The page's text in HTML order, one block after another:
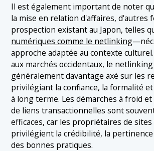
Il est également important de noter
la mise en relation d'affaires, d'autres
prospection existant au Japon, telles
numériques comme le netlinking
approche adaptée au contexte
aux marchés occidentaux, le
généralement davantage axé sur les
privilégiant la confiance, la formalité
à long terme. Les démarches à froid
de liens transactionnelles sont
efficaces, car les propriétaires de
privilégient la crédibilité, la
des bonnes pratiques.